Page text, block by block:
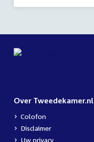
Over Tweedekamer.nl
Colofon
Disclaimer
Uw privacy